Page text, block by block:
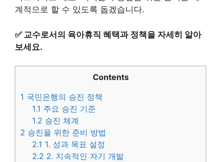
계적으로 할 수 있도록 돕겠습니다.
✅ 교수로서의 육아휴직 혜택과 정책을 자세히 알아
보세요.
Contents
1 국민은행의 승진 정책
1.1 주요 승진 기준
1.2 승진 체계
2 승진을 위한 준비 방법
2.1 1. 성과 목표 설정
2.2 2. 지속적인 자기 개발